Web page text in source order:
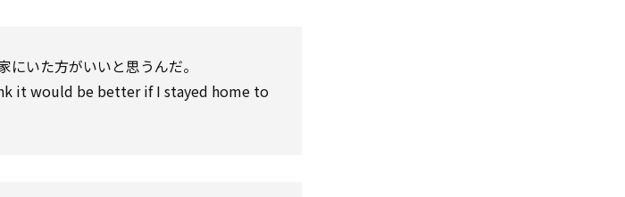
いた方がいいと思うんだ。
it would be better if I stayed home to